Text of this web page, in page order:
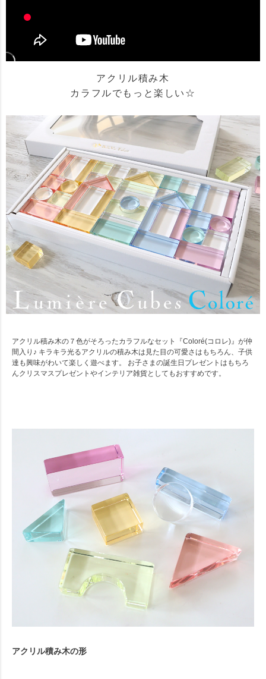
アクリル積み木
カラフルでもっと楽しい☆
アクリル積み木の７色がそろったカラフルなセット『Coloré(コロレ)』が仲
間入り♪ キラキラ光るアクリルの積み木は見た目の可愛さはもちろん、子供
達も興味がわいて楽しく遊べます。 お子さまの誕生日プレゼントはもちろ
んクリスマスプレゼントやインテリア雑貨としてもおすすめです。
アクリル積み木の形